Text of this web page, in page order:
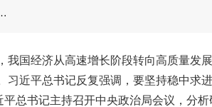
国经济从高速增长阶段转向高质量发
习近平总书记反复强调，要坚持稳中求
总书记主持召开中央政治局会议，分